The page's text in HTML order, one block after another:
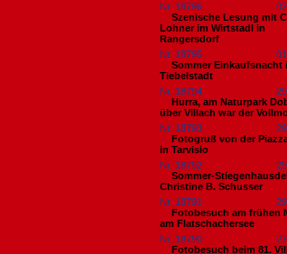
Nr. 18796
Szenische Lesung mit
Lohner im Wirtstadl in
Rangersdorf
Nr. 18795
Sommer Einkaufsnacht
Tiebelstadt
Nr. 18794
Hurra, am Naturpark
über Villach war der
Nr. 18793
Fotogruß von der
in Tarvisio
Nr. 18792
Sommer-
Christine B. Schusser
Nr. 18791
Fotobesuch am frühen
am Flatschachersee
Nr. 18790
Fotobesuch beim 81.